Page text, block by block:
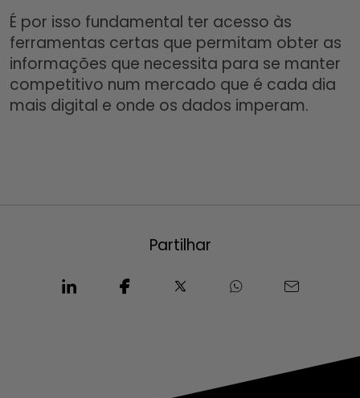
É por isso fundamental ter acesso às
ferramentas certas que permitam obter as
informações que necessita para se manter
competitivo num mercado que é cada dia
mais digital e onde os dados imperam.
Partilhar